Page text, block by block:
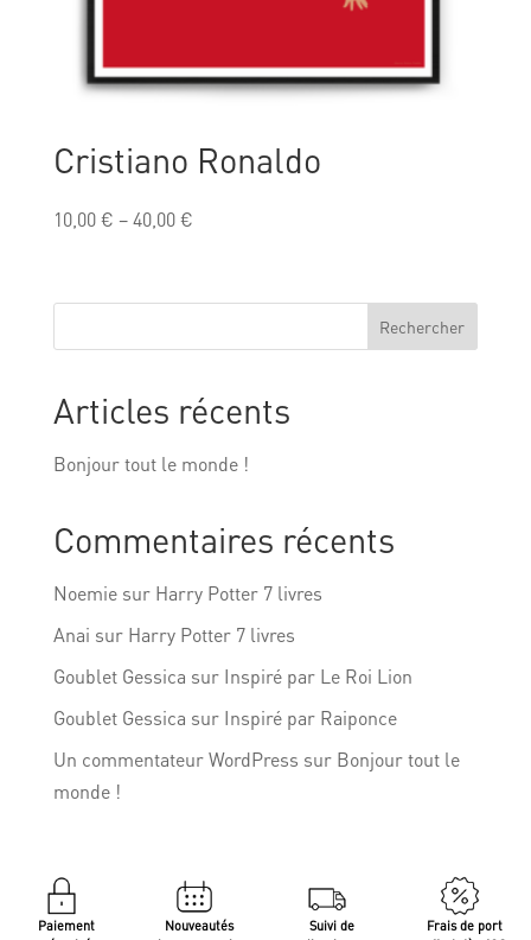
Cristiano Ronaldo
10,00€ –40,00€
Rechercher
Articles récents
Bonjour tout le monde !
Commentaires récents
Noemiesur Harry Potter 7 livres
Anai sur Harry Potter 7 livres
Goublet Gessica sur Inspiré par Le Roi Lion
Goublet Gessica sur Inspiré par Raiponce
Un commentateur WordPress sur Bonjour tout le
monde !
Paiement
Nouveautés
Suivi de
Frais de port